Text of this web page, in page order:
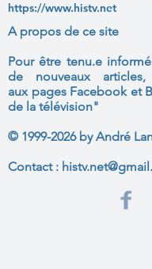
https://www.histv.net
A propos de ce site
Pour être tenu.e
de nouveaux
aux pages Facebook et
de la télévision"
© 1999-2026by André
Contact :